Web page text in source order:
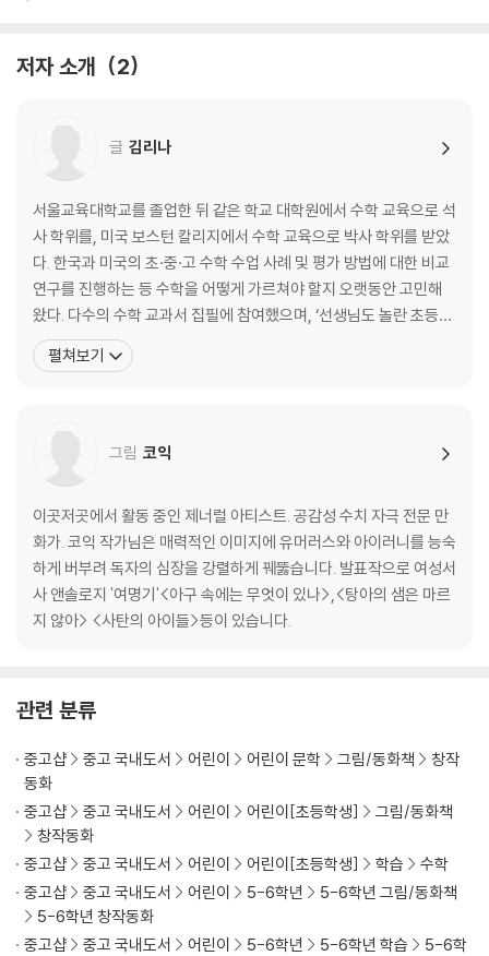
저자 소개 2
글 김리나
서울교육대학교를 졸업한 뒤 같은 학교 대학원에서 수학 교육으로 석
사 학위를, 미국 보스턴 칼리지에서 수학 교육으로 박사 학위를 받았
다. 한국과 미국의 초·중·고 수학 수업 사례 및 평가 방법에 대한 비교
연구를 진행하는 등 수학을 어떻게 가르쳐야 할지 오랫동안 고민해
왔다. 다수의 수학 교과서 집필에 참여했으며, ‘선생님도 놀란 초등수
학 뒤집기’ 시리즈의 『약수와 배수의 이해』 『어림하기』 편을 비롯해
『수학을 못하는 아이는 없다』 ‘수학이 풀리는 수학사’ 시리즈, ‘수학
펼쳐보기
그림 코익
이곳저곳에서 활동 중인 제너럴 아티스트. 공감성 수치 자극 전문 만
화가. 코익 작가님은 매력적인 이미지에 유머러스와 아이러니를 능숙
하게 버부려 독자의 심장을 강렬하게 꿰뚫습니다. 발표작으로 여성서
사 앤솔로지 '여명기'<아구 속에는 무엇이 있나>,<탕아의 샘은 마르
지 않아> <사탄의 아이들>등이 있습니다.
관련 분류
중고샵 중고 국내도서 어린이 어린이 문학 그림/동화책
창작
동화
중고샵
중고 국내도서 어린이 어린이[초등학생]
그림/동화책
창작동화
중고샵
중고 국내도서 어린이 어린이[초등학생] 학습
수학
중고샵
중고 국내도서 어린이 5-6학년
5-6학년 그림/동화책
5-6학년 창작동화
중고샵
중고 국내도서 어린이 5-6학년 5-6학년 학습
5-6학